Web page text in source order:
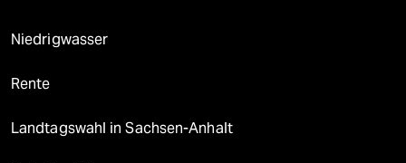
Niedrigwasser
Rente
Landtagswahl in Sachsen-Anhalt